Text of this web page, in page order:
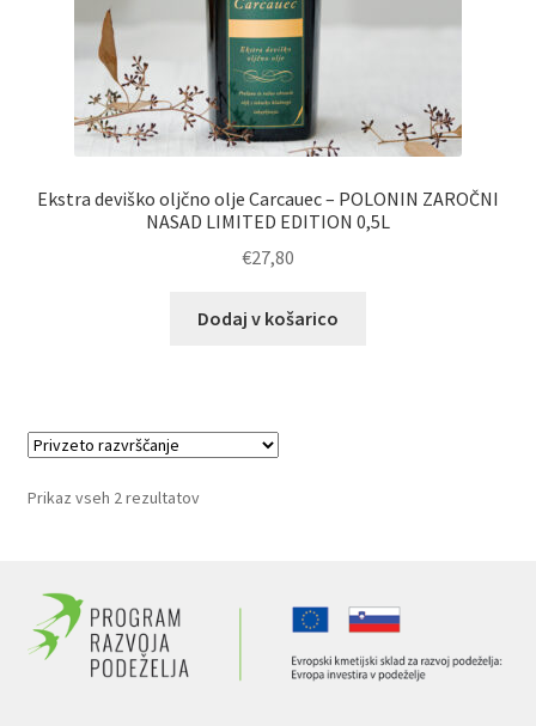
Ekstra deviško oljčno olje Carcauec – POLONIN ZAROČNI
NASAD LIMITED EDITION 0,5L
€27,80
Dodaj v košarico
Prikaz vseh 2 rezultatov